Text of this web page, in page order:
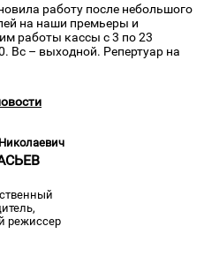
работу после небольшого
на наши премьеры и
работы кассы с 3 по 23
Вс – выходной. Репертуар на
режиссер